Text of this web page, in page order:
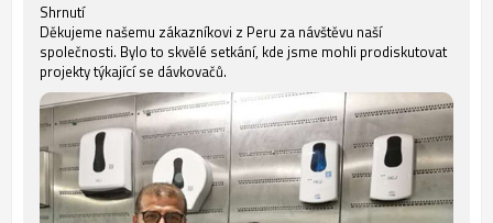
Shrnutí
Děkujeme našemu zákazníkovi z Peru za návštěvu naší
společnosti. Bylo to skvělé setkání, kde jsme mohli prodiskutovat
projekty týkající se dávkovačů.